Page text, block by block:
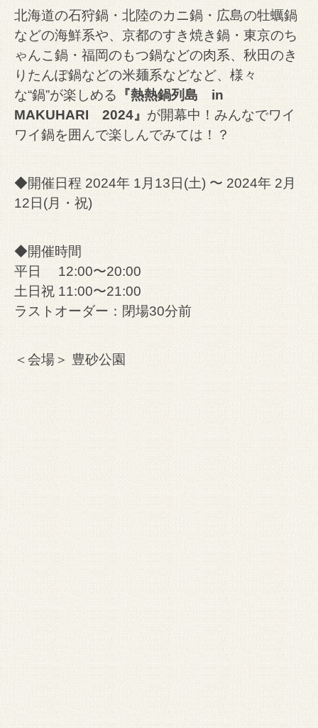
北海道の石狩鍋・北陸のカニ鍋・広島の牡蠣鍋
などの海鮮系や、京都のすき焼き鍋・東京のち
ゃんこ鍋・福岡のもつ鍋などの肉系、秋田のき
りたんぽ鍋などの米麺系などなど、様々
な“鍋”が楽しめる 『熱熱鍋列島 in
MAKUHARI 2024』 が開幕中！みんなでワイ
ワイ鍋を囲んで楽しんでみては！？
◆開催日程 2024年 1月13日(土) 〜 2024年 2月
12日(月・祝)
◆開催時間
平日 12:00〜20:00
土日祝 11:00〜21:00
ラストオーダー：閉場30分前
＜会場＞ 豊砂公園